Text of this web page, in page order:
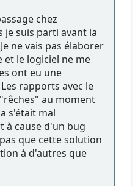
chez
je suis parti avant la
ne vais pas élaborer
et le logiciel ne me
ont eu une
rapports avec le
au moment
s'était mal
à cause d'un bug
que cette solution
à d'autres que